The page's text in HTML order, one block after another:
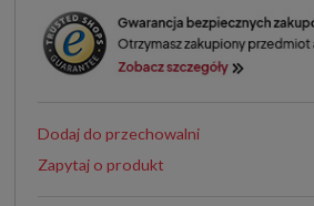
Dodaj do przechowalni
Zapytaj o produkt